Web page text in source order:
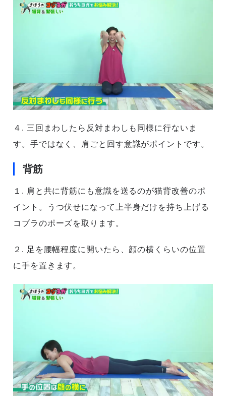
４. 三回まわしたら反対まわしも同様に行ないま
す。手ではなく、肩ごと回す意識がポイントです。
背筋
１. 肩と共に背筋にも意識を送るのが猫背改善のポ
イント。うつ伏せになって上半身だけを持ち上げる
コブラのポーズを取ります。
２. 足を腰幅程度に開いたら、顔の横くらいの位置
に手を置きます。